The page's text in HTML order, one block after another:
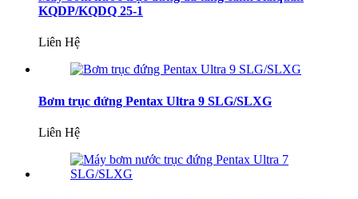
KQDP/KQDQ 25-1
Liên Hệ
Bơm trục đứng Pentax Ultra 9 SLG/SLXG
Liên Hệ